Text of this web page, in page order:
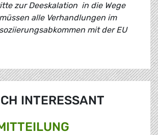
zur Deeskalation in die Wege
alle Verhandlungen im
mit der EU
INTERESSANT